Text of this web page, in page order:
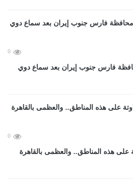
0
فارس جنوب إيران بعد سماع دوي
0
على هذه المناطق.. والعظمى بالقاهرة